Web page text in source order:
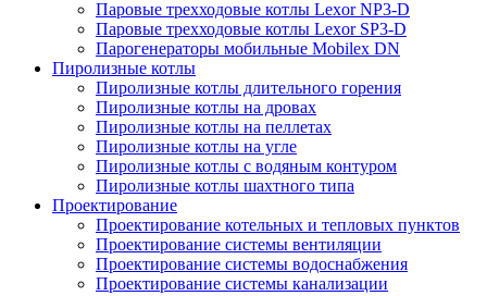
Паровые трехходовые котлы Lexor NP3-D
Паровые трехходовые котлы Lexor SP3-D
Парогенераторы мобильные Mobilex DN
Пиролизные котлы
Пиролизные котлы длительного горения
Пиролизные котлы на дровах
Пиролизные котлы на пеллетах
Пиролизные котлы на угле
Пиролизные котлы с водяным контуром
Пиролизные котлы шахтного типа
Проектирование
Проектирование котельных и тепловых пунктов
Проектирование системы вентиляции
Проектирование системы водоснабжения
Проектирование системы канализации